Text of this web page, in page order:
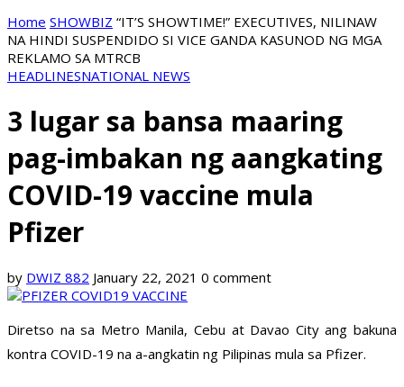
Home SHOWBIZ “IT’S SHOWTIME!” EXECUTIVES, NILINAW
NA HINDI SUSPENDIDO SI VICE GANDA KASUNOD NG MGA
REKLAMO SA MTRCB
HEADLINESNATIONAL NEWS
3 lugar sa bansa maaring
pag-imbakan ng aangkating
COVID-19 vaccine mula
Pfizer
by DWIZ 882 January 22, 2021 0 comment
Diretso na sa Metro Manila, Cebu at Davao City ang bakuna
kontra COVID-19 na a-angkatin ng Pilipinas mula sa Pfizer.